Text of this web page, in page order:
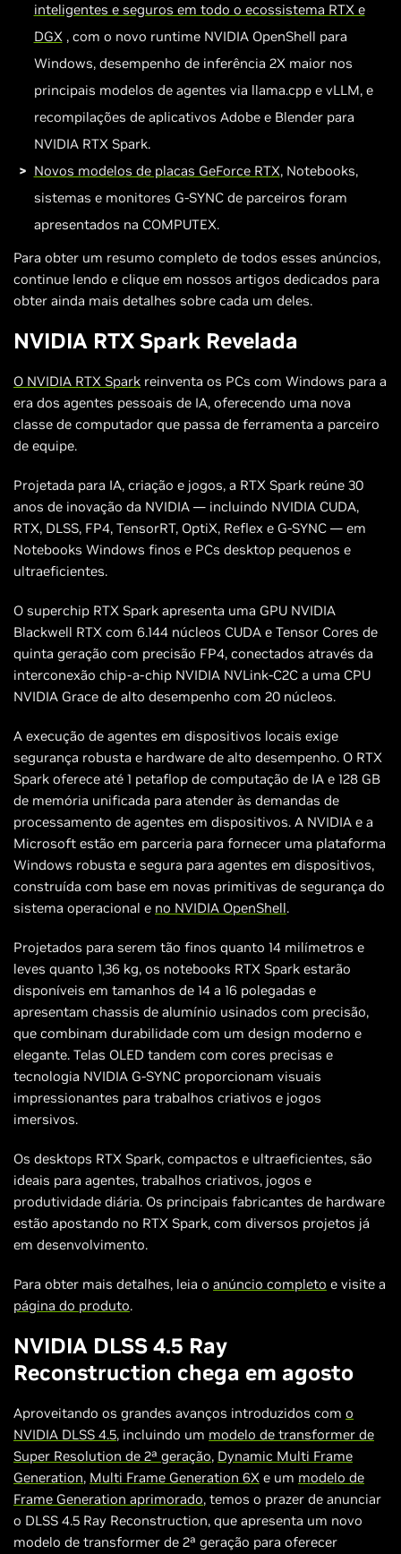
inteligentes e seguros em todo o ecossistema RTX e
DGX, com o novo runtime NVIDIA OpenShell para
Windows, desempenho de inferência 2X maior nos
principais modelos de agentes via llama.cpp e vLLM, e
recompilações de aplicativos Adobe e Blender para
NVIDIA RTX Spark.
Novos modelos de placas GeForce RTX, Notebooks,
sistemas e monitores G-SYNC de parceiros foram
apresentados na COMPUTEX.
Para obter um resumo completo de todos esses anúncios,
continue lendo e clique em nossos artigos dedicados para
obter ainda mais detalhes sobre cada um deles.
NVIDIA RTX Spark Revelada
O NVIDIA RTX Spark reinventa os PCs com Windows para a
era dos agentes pessoais de IA, oferecendo uma nova
classe de computador que passa de ferramenta a parceiro
de equipe.
Projetada para IA, criação e jogos, a RTX Spark reúne 30
anos de inovação da NVIDIA — incluindo NVIDIA CUDA,
RTX, DLSS, FP4, TensorRT, OptiX, Reflex e G-SYNC — em
Notebooks Windows finos e PCs desktop pequenos e
ultraeficientes.
O superchip RTX Spark apresenta uma GPU NVIDIA
Blackwell RTX com 6.144 núcleos CUDA e Tensor Cores de
quinta geração com precisão FP4, conectados através da
interconexão chip-a-chip NVIDIA NVLink-C2C a uma CPU
NVIDIA Grace de alto desempenho com 20 núcleos.
A execução de agentes em dispositivos locais exige
segurança robusta e hardware de alto desempenho. O RTX
Spark oferece até 1 petaflop de computação de IA e 128 GB
de memória unificada para atender às demandas de
processamento de agentes em dispositivos. A NVIDIA e a
Microsoft estão em parceria para fornecer uma plataforma
Windows robusta e segura para agentes em dispositivos,
construída com base em novas primitivas de segurança do
sistema operacional e no NVIDIA OpenShell.
Projetados para serem tão finos quanto 14 milímetros e
leves quanto 1,36 kg, os notebooks RTX Spark estarão
disponíveis em tamanhos de 14 a 16 polegadas e
apresentam chassis de alumínio usinados com precisão,
que combinam durabilidade com um design moderno e
elegante. Telas OLED tandem com cores precisas e
tecnologia NVIDIA G-SYNC proporcionam visuais
impressionantes para trabalhos criativos e jogos
imersivos.
Os desktops RTX Spark, compactos e ultraeficientes, são
ideais para agentes, trabalhos criativos, jogos e
produtividade diária. Os principais fabricantes de hardware
estão apostando no RTX Spark, com diversos projetos já
em desenvolvimento.
Para obter mais detalhes, leia o anúncio completo e visite a
página do produto.
NVIDIA DLSS 4.5 Ray
Reconstruction chega em agosto
Aproveitando os grandes avanços introduzidos com o
NVIDIA DLSS 4.5, incluindo um modelo de transformer de
Super Resolution de 2ª geração, Dynamic Multi Frame
Generation, Multi Frame Generation 6X e um modelo de
Frame Generation aprimorado, temos o prazer de anunciar
o DLSS 4.5 Ray Reconstruction, que apresenta um novo
modelo de transformer de 2ª geração para oferecer